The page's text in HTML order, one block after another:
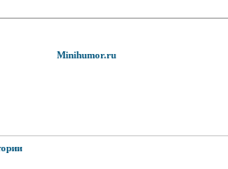
Minihumor.ru